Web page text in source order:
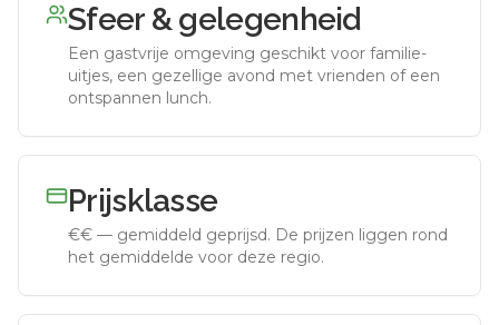
Sfeer & gelegenheid
Een gastvrije omgeving geschikt voor familie-
uitjes, een gezellige avond met vrienden of een
ontspannen lunch.
Prijsklasse
€€ — gemiddeld geprijsd. De prijzen liggen rond
het gemiddelde voor deze regio.